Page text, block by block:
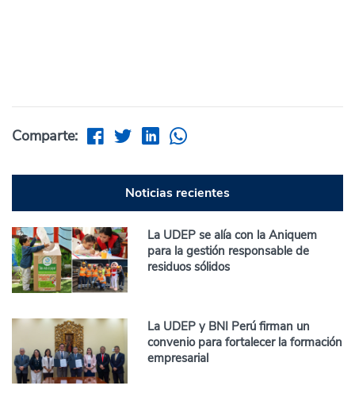
Comparte:
Noticias recientes
La UDEP se alía con la Aniquem
para la gestión responsable de
residuos sólidos
La UDEP y BNI Perú firman un
convenio para fortalecer la formación
empresarial